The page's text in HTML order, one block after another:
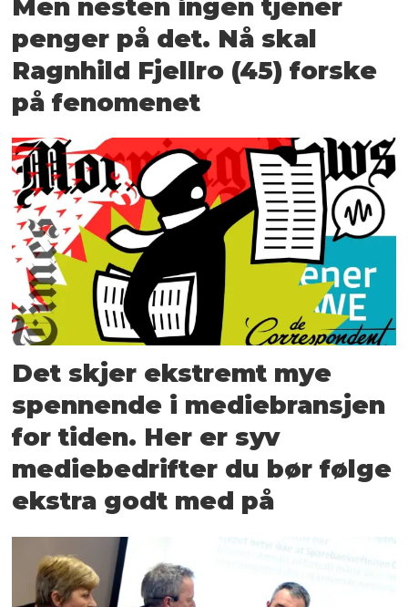
Men nesten ingen tjener
penger på det. Nå skal
Ragnhild Fjellro (45) forske
på fenomenet
Det skjer ekstremt mye
spennende i mediebransjen
for tiden. Her er syv
mediebedrifter du bør følge
ekstra godt med på